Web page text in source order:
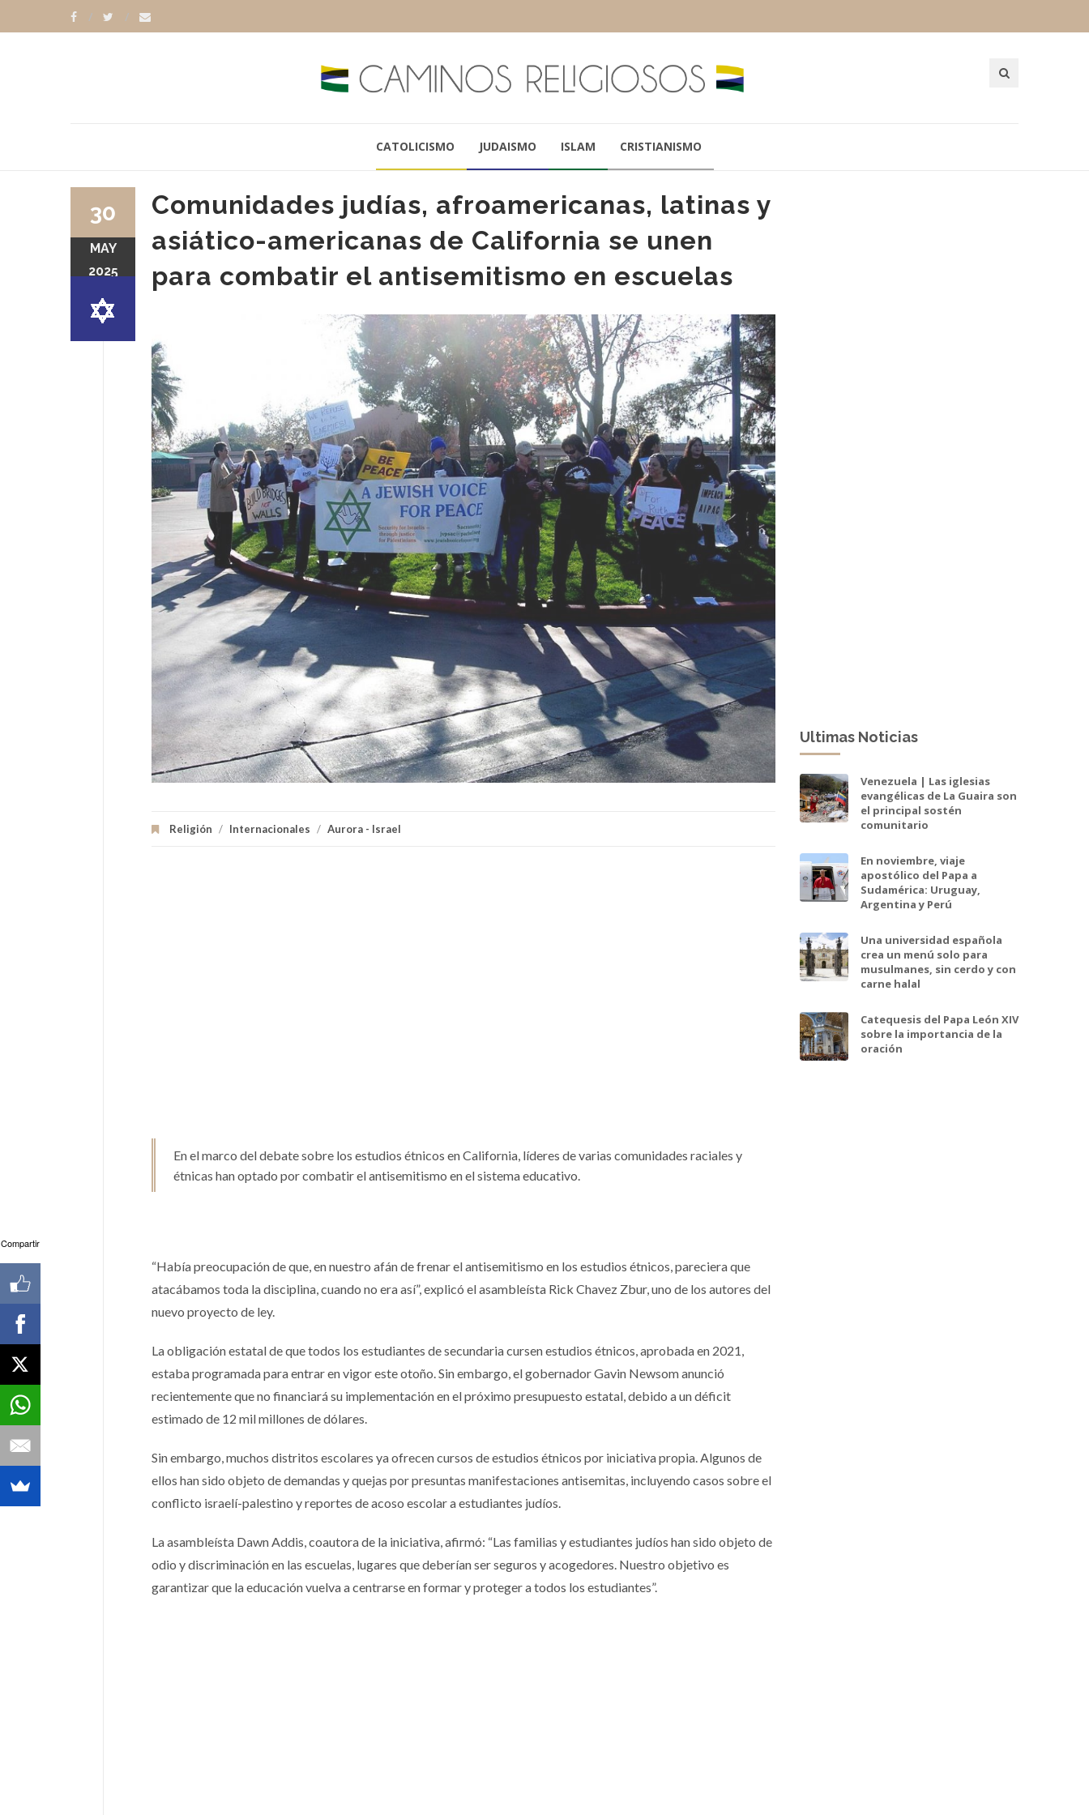
CATOLICISMO JUDAISMO ISLAM CRISTIANISMO
Comunidades judías, afroamericanas, latinas y
asiático-americanas de California se unen
para combatir el antisemitismo en escuelas
Religión / Internacionales / Aurora - Israel
30
MAY
2025
En el marco del debate sobre los estudios étnicos en California, líderes de varias comunidades raciales y
étnicas han optado por combatir el antisemitismo en el sistema educativo.
“Había preocupación de que, en nuestro afán de frenar el antisemitismo en los estudios étnicos, pareciera que
atacábamos toda la disciplina, cuando no era así”, explicó el asambleísta Rick Chavez Zbur, uno de los autores del
nuevo proyecto de ley.
La obligación estatal de que todos los estudiantes de secundaria cursen estudios étnicos, aprobada en 2021,
estaba programada para entrar en vigor este otoño. Sin embargo, el gobernador Gavin Newsom anunció
recientemente que no financiará su implementación en el próximo presupuesto estatal, debido a un déficit
estimado de 12 mil millones de dólares.
Sin embargo, muchos distritos escolares ya ofrecen cursos de estudios étnicos por iniciativa propia. Algunos de
ellos han sido objeto de demandas y quejas por presuntas manifestaciones antisemitas, incluyendo casos sobre el
conflicto israelí-palestino y reportes de acoso escolar a estudiantes judíos.
La asambleísta Dawn Addis, coautora de la iniciativa, afirmó: “Las familias y estudiantes judíos han sido objeto de
odio y discriminación en las escuelas, lugares que deberían ser seguros y acogedores. Nuestro objetivo es
garantizar que la educación vuelva a centrarse en formar y proteger a todos los estudiantes”.
Ultimas Noticias
Venezuela | Las iglesias
evangélicas de La Guaira son
el principal sostén
comunitario
En noviembre, viaje
apostólico del Papa a
Sudamérica: Uruguay,
Argentina y Perú
Una universidad española
crea un menú solo para
musulmanes, sin cerdo y con
carne halal
Catequesis del Papa León XIV
sobre la importancia de la
oración
Compartir